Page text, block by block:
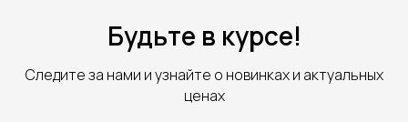
Будьте в курсе!
Следите за нами и узнайте о новинках и актуальных
ценах